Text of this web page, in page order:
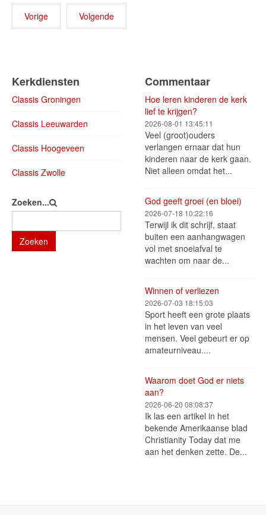
Vorige Volgende
Kerkdiensten
Classis Groningen
Classis Leeuwarden
Classis Hoogeveen
Classis Zwolle
Zoeken...
Zoeken
Commentaar
Hoe leren kinderen de kerk
lief te krijgen?
2026-08-01 13:45:11
Veel (groot)ouders
verlangen ernaar dat hun
kinderen naar de kerk gaan.
Niet alleen omdat het...
God geeft groei (en bloei)
2026-07-18 10:22:16
Terwijl ik dit schrijf, staat
buiten een aanhangwagen
vol met snoeiafval te
wachten om naar de...
Winnen of verliezen
2026-07-03 18:15:03
Sport heeft een grote plaats
in het leven van veel
mensen. Veel gebeurt er op
amateurniveau....
Waarom doet God er niets
aan?
2026-06-20 08:08:37
Ik las een artikel in het
bekende Amerikaanse blad
Christianity Today dat me
aan het denken zette. De...